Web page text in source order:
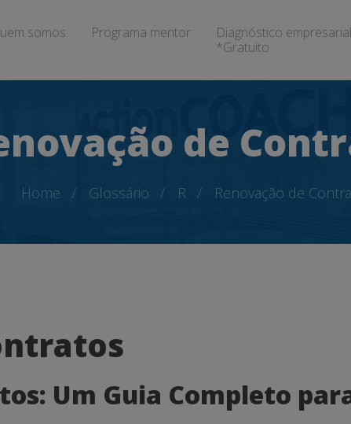
somos Programa mentor
Diagnóstico empresarial
*Gratuito
de
Home Glossário R Renovação de
Um Guia Completo